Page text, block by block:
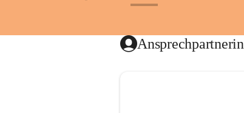
Ansprechpartnerin